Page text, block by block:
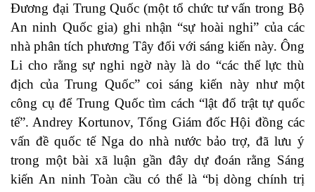
Đương đại Trung Quốc (một tổ chức tư vấn trong Bộ
An ninh Quốc gia) ghi nhận “sự hoài nghi” của các
nhà phân tích phương Tây đối với sáng kiến này. Ông
Li cho rằng sự nghi ngờ này là do “các thế lực thù
địch của Trung Quốc” coi sáng kiến này như một
công cụ để Trung Quốc tìm cách “lật đổ trật tự quốc
tế”. Andrey Kortunov, Tổng Giám đốc Hội đồng các
vấn đề quốc tế Nga do nhà nước bảo trợ, đã lưu ý
trong mộtbài xã luận gần đâydự đoán rằng Sáng
kiến An ninh Toàn cầu có thể là “bị dòng chính trị